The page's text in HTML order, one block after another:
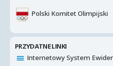
Polski Komitet Olimpijski
PRZYDATNE LINKI
Internetowy System